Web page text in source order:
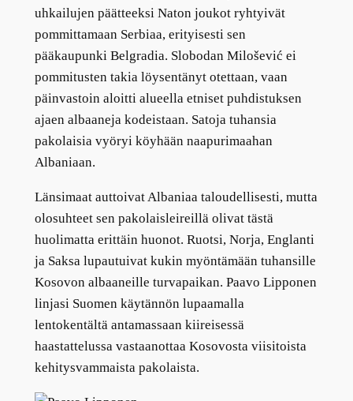
uhkailujen päätteeksi Naton joukot ryhtyivät
pommittamaan Serbiaa, erityisesti sen
pääkaupunki Belgradia. Slobodan Milošević ei
pommitusten takia löysentänyt otettaan, vaan
päinvastoin aloitti alueella etniset puhdistuksen
ajaen albaaneja kodeistaan. Satoja tuhansia
pakolaisia vyöryi köyhään naapurimaahan
Albaniaan.
Länsimaat auttoivat Albaniaa taloudellisesti, mutta
olosuhteet sen pakolaisleireillä olivat tästä
huolimatta erittäin huonot. Ruotsi, Norja, Englanti
ja Saksa lupautuivat kukin myöntämään tuhansille
Kosovon albaaneille turvapaikan. Paavo Lipponen
linjasi Suomen käytännön lupaamalla
lentokentältä antamassaan kiireisessä
haastattelussa vastaanottaa Kosovosta viisitoista
kehitysvammaista pakolaista.